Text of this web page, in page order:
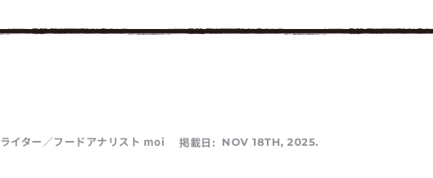
ライター／フードアナリスト moi 掲載日: NOV 18TH, 2025.